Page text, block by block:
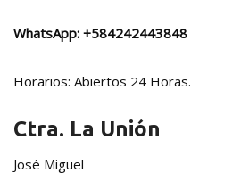
WhatsApp: +584242443848
Horarios: Abiertos 24 Horas.
Ctra. La Unión
José Miguel